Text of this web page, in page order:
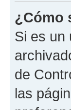
¿Cómo
Si es un
de
las